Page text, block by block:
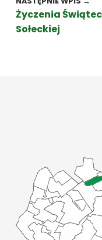
Życzenia
Sołeckiej